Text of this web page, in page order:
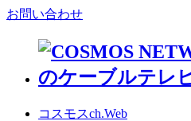
お問い合わせ
コスモスch.Web